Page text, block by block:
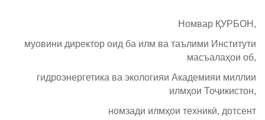
Номвар ҚУРБОН,
муовини директор оид ба илм ва таълими Институти
масъалаҳои об,
гидроэнергетика ва экологияи Академияи миллии
илмҳои Тоҷикистон,
номзади илмҳои техникӣ, дотсент